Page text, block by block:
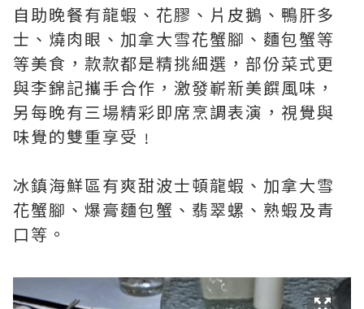
自助晚餐有龍蝦、花膠、片皮鵝、鴨肝多
士、燒肉眼、加拿大雪花蟹腳、麵包蟹等
等美食，款款都是精挑細選，部份菜式更
與李錦記攜手合作，激發嶄新美饌風味，
另每晚有三場精彩即席烹調表演，視覺與
味覺的雙重享受﹗
冰鎮海鮮區有爽甜波士頓龍蝦、加拿大雪
花蟹腳、爆膏麵包蟹、翡翠螺、熟蝦及青
口等。